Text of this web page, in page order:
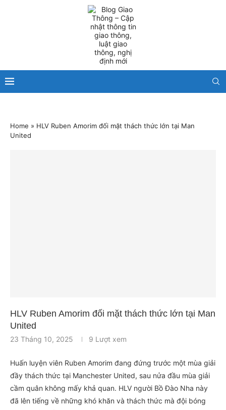
Home » HLV Ruben Amorim đối mặt thách thức lớn tại Man
United
HLV Ruben Amorim đối mặt thách thức lớn tại Man
United
23 Tháng 10, 2025 9 Lượt xem
Huấn luyện viên Ruben Amorim đang đứng trước một mùa giải
đầy thách thức tại Manchester United, sau nửa đầu mùa giải
cầm quân không mấy khả quan. HLV người Bồ Đào Nha này
đã lên tiếng về những khó khăn và thách thức mà đội bóng